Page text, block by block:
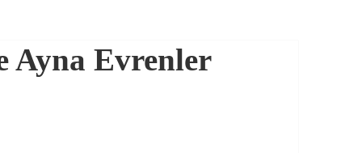
Ayna Evrenler